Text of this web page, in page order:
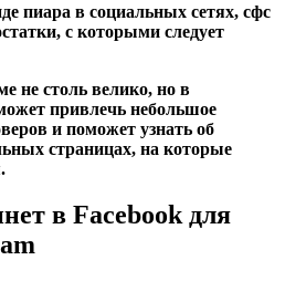
пиара в социальных сетях, сфс
с которыми следует
не столь велико, но в
привлечь небольшое
и поможет узнать об
страницах, на которые
в Facebook для